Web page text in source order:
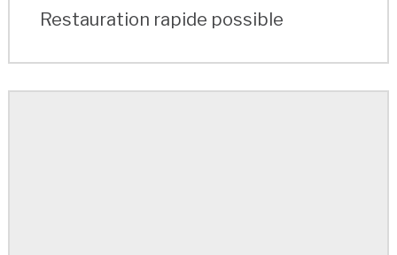
Restauration rapide possible